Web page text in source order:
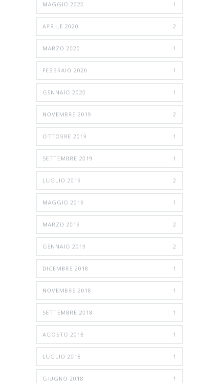
MAGGIO 2020 1
APRILE 2020 2
MARZO 2020 1
FEBBRAIO 2020 1
GENNAIO 2020 1
NOVEMBRE 2019 2
OTTOBRE 2019 1
SETTEMBRE 2019 1
LUGLIO 2019 2
MAGGIO 2019 1
MARZO 2019 2
GENNAIO 2019 2
DICEMBRE 2018 1
NOVEMBRE 2018 1
SETTEMBRE 2018 1
AGOSTO 2018 1
LUGLIO 2018 1
GIUGNO 2018 1